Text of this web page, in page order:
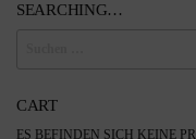
SEARCHING…
CART
ES BEFINDEN SICH KEINE